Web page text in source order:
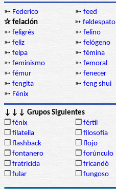
➳ Federico ➳ feed
✰ felación
➳ feldespato
➳ feligrés ➳ felino
➳ feliz ➳ felógeno
➳ felpa ➳ fémina
➳ feminismo ➳ femoral
➳ fémur ➳ fenecer
➳ fengita ➳ feng shui
➳ Fénix
↓↓↓ Grupos Siguientes
❒ fénix ❒ fértil
❒ filatelia ❒ filosofía
❒ flashback ❒ flojo
❒ fontanero ❒ forúnculo
❒ fratricida ❒ fricandó
❒ fular ❒ fungoso